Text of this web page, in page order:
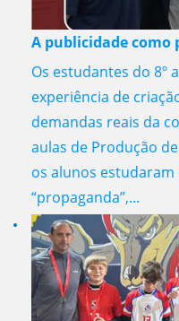
A publicidade como
Os estudantes do 8º
experiência de
demandas reais da
aulas de Produção
os alunos
“propaganda”,...